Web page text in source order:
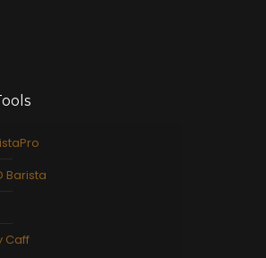
Barista
Caff